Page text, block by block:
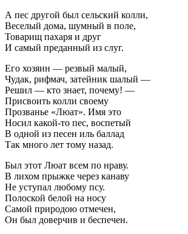
А пес другой был сельский колли,
Веселый дома, шумный в поле,
Товарищ пахаря и друг
И самый преданный из слуг.
Его хозяин — резвый малый,
Чудак, рифмач, затейник шалый —
Решил — кто знает, почему! —
Присвоить колли своему
Прозванье «Люат». Имя это
Носил какой-то пес, воспетый
В одной из песен иль баллад
Так много лет тому назад.
Был этот Люат всем по нраву.
В лихом прыжке через канаву
Не уступал любому псу.
Полоской белой на носу
Самой природою отмечен,
Он был доверчив и беспечен.